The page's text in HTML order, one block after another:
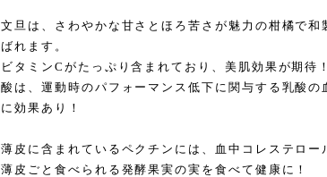
文旦は、さわやかな甘さとほろ苦さが魅力の柑橘で和
ばれます。
ビタミンCがたっぷり含まれており、美肌効果が期待
酸は、運動時のパフォーマンス低下に関与する乳酸の
に効果あり！
薄皮に含まれているペクチンには、血中コレステロー
薄皮ごと食べられる発酵果実の実を食べて健康に！